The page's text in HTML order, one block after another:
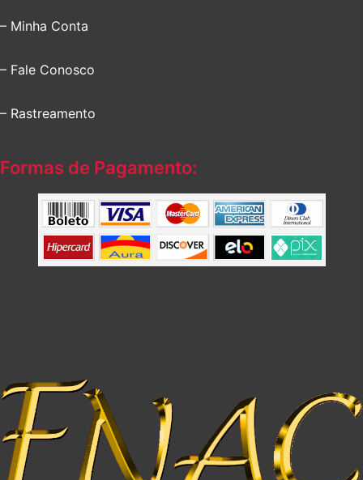
– Minha Conta
– Fale Conosco
– Rastreamento
Formas de Pagamento: